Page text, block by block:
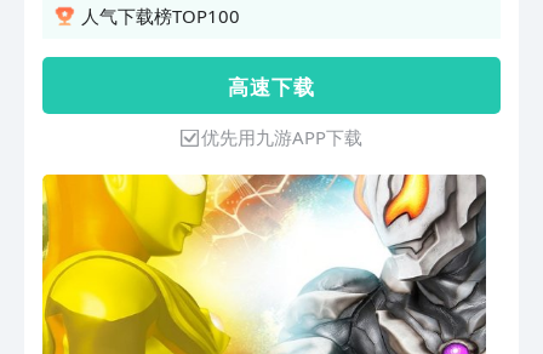
能够重新莅临这个世界？全3D视觉特
光，你就一定能够靠着自己的力量变身成
光，佐菲、赛文、迪迦、赛罗、罗布、托
雷基亚……全员齐聚，再现昔日经典场
景，重燃王者传奇英雄梦。
人气下载榜TOP100
高 速 下 载
优先用九游APP下载